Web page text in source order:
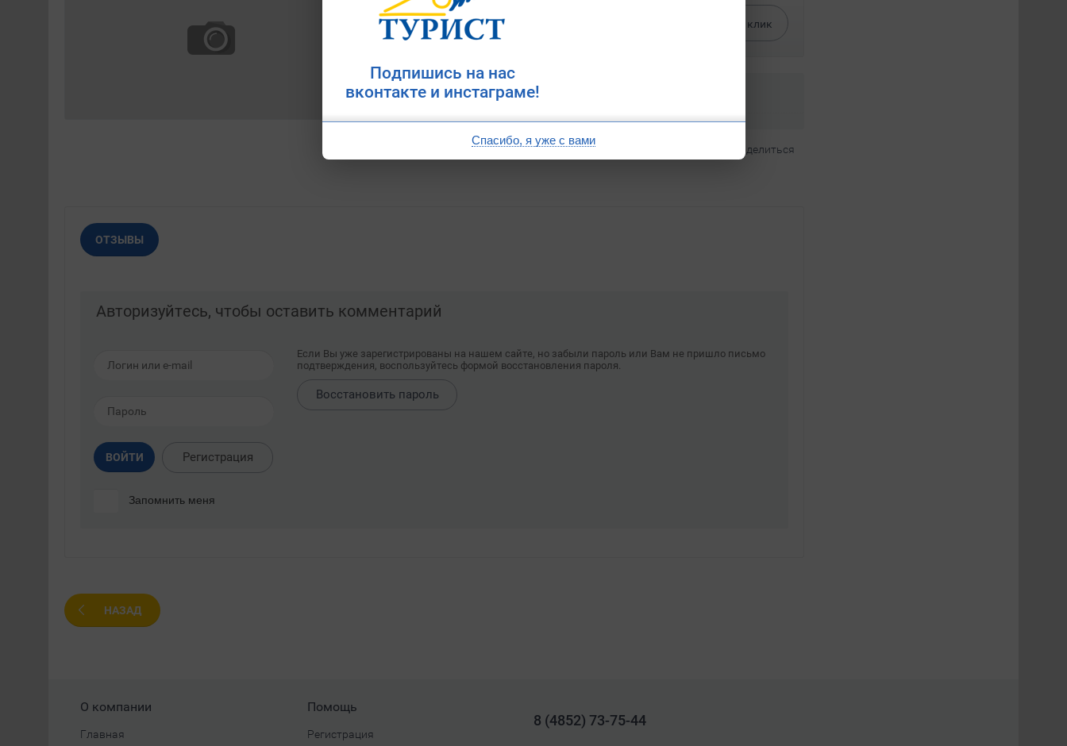
клик
Добавить к сравнению
поделиться
ОТЗЫВЫ
Авторизуйтесь, чтобы оставить комментарий
ВОЙТИ Регистрация
Запомнить меня
Если Вы уже зарегистрированы на нашем сайте, но забыли пароль или Вам не пришло письмо
подтверждения, воспользуйтесь формой восстановления пароля.
Восстановить пароль
НАЗАД
О компании
Главная
Помощь
Регистрация
8 (4852) 73-75-44
Подпишись на нас
вконтакте и инстаграме!
Спасибо, я уже с вами